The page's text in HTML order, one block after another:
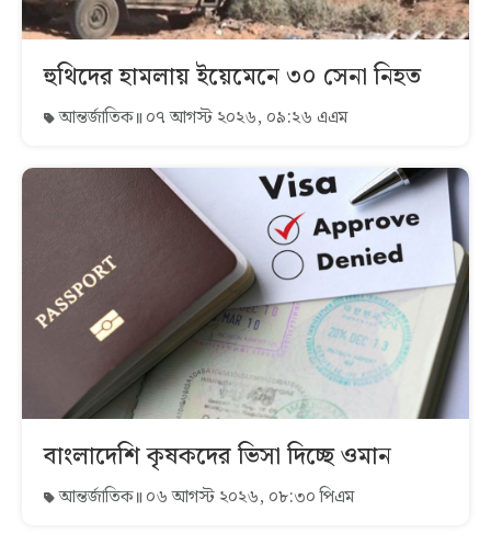
হুথিদের হামলায় ইয়েমেনে ৩০ সেনা নিহত
আন্তর্জাতিক ০৭ আগস্ট ২০২৬, ০৯:২৬ এএম
বাংলাদেশি কৃষকদের ভিসা দিচ্ছে ওমান
আন্তর্জাতিক ০৬ আগস্ট ২০২৬, ০৮:৩০ পিএম